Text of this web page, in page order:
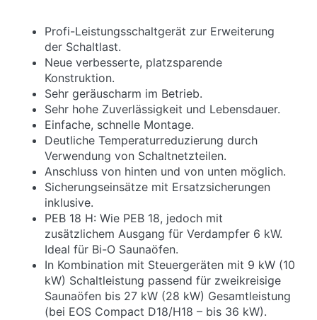
Profi-Leistungsschaltgerät zur Erweiterung
der Schaltlast.
Neue verbesserte, platzsparende
Konstruktion.
Sehr geräuscharm im Betrieb.
Sehr hohe Zuverlässigkeit und Lebensdauer.
Einfache, schnelle Montage.
Deutliche Temperaturreduzierung durch
Verwendung von Schaltnetzteilen.
Anschluss von hinten und von unten möglich.
Sicherungseinsätze mit Ersatzsicherungen
inklusive.
PEB 18 H: Wie PEB 18, jedoch mit
zusätzlichem Ausgang für Verdampfer 6 kW.
Ideal für Bi-O Saunaöfen.
In Kombination mit Steuergeräten mit 9 kW (10
kW) Schaltleistung passend für zweikreisige
Saunaöfen bis 27 kW (28 kW) Gesamtleistung
(bei EOS Compact D18/H18 – bis 36 kW).